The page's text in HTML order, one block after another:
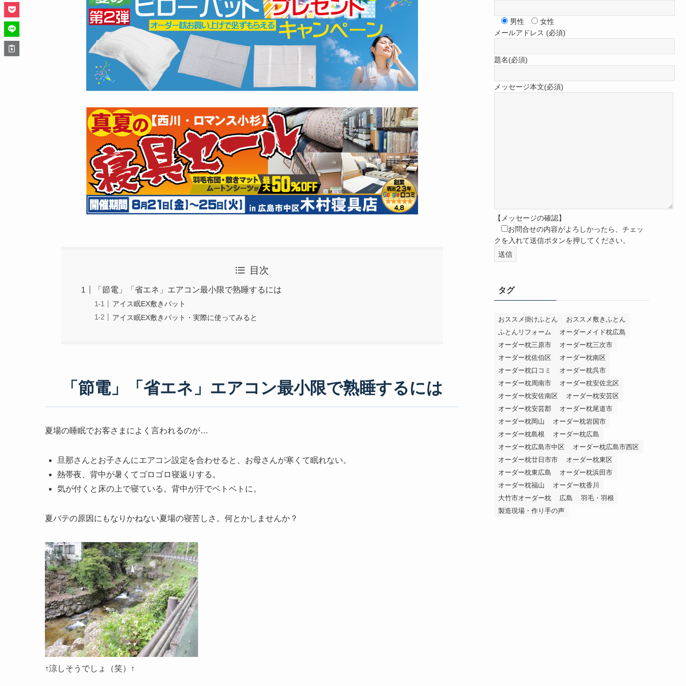
目次
「節電」「省エネ」エアコン最小限で熟睡するには
アイス眠EX敷きパット
アイス眠EX敷きパット・実際に使ってみると
「節電」「省エネ」エアコン最小限で熟睡するには
夏場の睡眠でお客さまによく言われるのが…
旦那さんとお子さんにエアコン設定を合わせると、お母さんが寒くて眠れない。
熱帯夜、背中が暑くてゴロゴロ寝返りする。
気が付くと床の上で寝ている。背中が汗でベトベトに。
夏バテの原因にもなりかねない夏場の寝苦しさ。何とかしませんか？
↑涼しそうでしょ（笑）↑
男性
女性
メールアドレス (必須)
題名(必須)
メッセージ本文(必須)
【メッセージの確認】
お問合せの内容がよろしかったら、チェッ
クを入れて送信ボタンを押してください。
タグ
おススメ掛けふとん
おススメ敷きふとん
ふとんリフォーム
オーダーメイド枕広島
オーダー枕三原市
オーダー枕三次市
オーダー枕佐伯区
オーダー枕南区
オーダー枕口コミ
オーダー枕呉市
オーダー枕周南市
オーダー枕安佐北区
オーダー枕安佐南区
オーダー枕安芸区
オーダー枕安芸郡
オーダー枕尾道市
オーダー枕岡山
オーダー枕岩国市
オーダー枕島根
オーダー枕広島
オーダー枕広島市中区
オーダー枕広島市西区
オーダー枕廿日市市
オーダー枕東区
オーダー枕東広島
オーダー枕浜田市
オーダー枕福山
オーダー枕香川
大竹市オーダー枕
広島
羽毛・羽根
製造現場・作り手の声